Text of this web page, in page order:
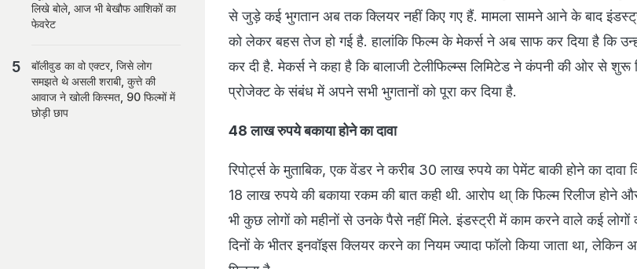
से जुड़े कई भुगतान अब तक क्लियर नहीं किए गए हैं. मामला सामने आने के बाद
को लेकर बहस तेज हो गई है. हालांकि फिल्म के मेकर्स ने अब साफ कर दिया है कि
कर दी है. मेकर्स ने कहा है कि बालाजी टेलीफिल्म्स लिमिटेड ने कंपनी की ओर से
प्रोजेक्ट के संबंध में अपने सभी भुगतानों को पूरा कर दिया है.
48 लाख रुपये बकाया होने का दावा
रिपोर्ट्स के मुताबिक, एक वेंडर ने करीब 30 लाख रुपये का पेमेंट बाकी होने का दावा
18 लाख रुपये की बकाया रकम की बात कही थी. आरोप था् कि फिल्म रिलीज होने
भी कुछ लोगों को महीनों से उनके पैसे नहीं मिले. इंडस्ट्री में काम करने वाले कई
दिनों के भीतर इनवॉइस क्लियर करने का नियम ज्यादा फॉलो किया जाता था,
लिखे बोले, आज भी बेखौफ आशिकों का
फेवरेट
बॉलीवुड का वो एक्टर, जिसे लोग
समझते थे असली शराबी, कुत्ते की
आवाज ने खोली किस्मत, 90 फिल्मों में
छोड़ी छाप